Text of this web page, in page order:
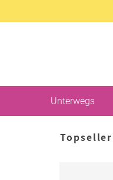
Unterwegs
Topseller